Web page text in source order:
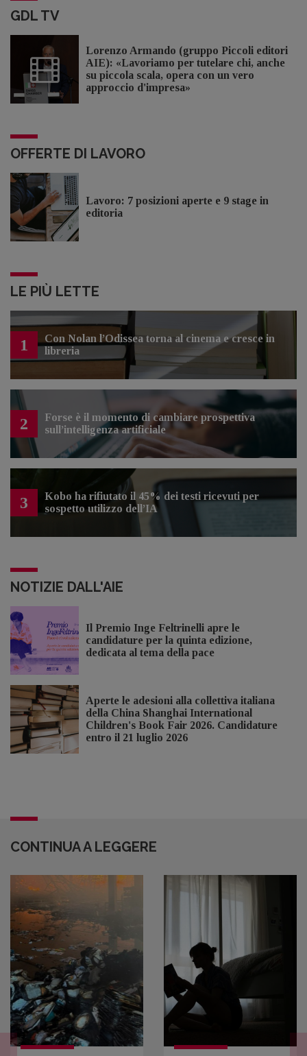
GDL TV
Lorenzo Armando (gruppo Piccoli editori
AIE): «Lavoriamo per tutelare chi, anche
su piccola scala, opera con un vero
approccio d'impresa»
OFFERTE DI LAVORO
Lavoro: 7 posizioni aperte e 9 stage in
editoria
LE PIÙ LETTE
1
Con Nolan l’Odissea torna al cinema e cresce in
libreria
2
Forse è il momento di cambiare prospettiva
sull’intelligenza artificiale
3
Kobo ha rifiutato il 45% dei testi ricevuti per
sospetto utilizzo dell’IA
NOTIZIE DALL'AIE
Il Premio Inge Feltrinelli apre le
candidature per la quinta edizione,
dedicata al tema della pace
Aperte le adesioni alla collettiva italiana
della China Shanghai International
Children's Book Fair 2026. Candidature
entro il 21 luglio 2026
CONTINUA A LEGGERE